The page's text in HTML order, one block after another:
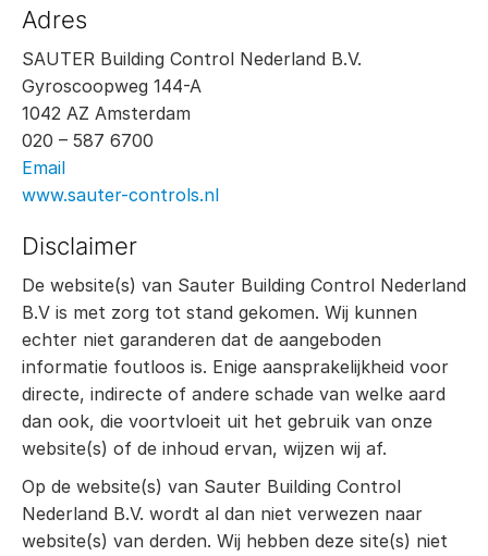
Adres
SAUTER Building Control Nederland B.V.
Gyroscoopweg 144-A
1042 AZ Amsterdam
020 – 587 6700
Email
www.sauter-controls.nl
Disclaimer
De website(s) van Sauter Building Control Nederland
B.V is met zorg tot stand gekomen. Wij kunnen
echter niet garanderen dat de aangeboden
informatie foutloos is. Enige aansprakelijkheid voor
directe, indirecte of andere schade van welke aard
dan ook, die voortvloeit uit het gebruik van onze
website(s) of de inhoud ervan, wijzen wij af.
Op de website(s) van Sauter Building Control
Nederland B.V. wordt al dan niet verwezen naar
website(s) van derden. Wij hebben deze site(s) niet